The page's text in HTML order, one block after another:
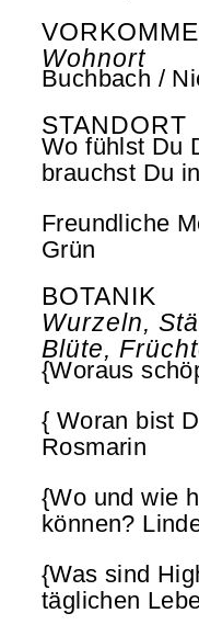
Wohnort
Buchbach /
STANDORT
Wo fühlst Du
brauchst Du
Freundliche
Grün
BOTANIK
Wurzeln,
Blüte,
{Woraus
{ Woran bist
Rosmarin
{Wo und wie
können?
{Was sind
täglichen